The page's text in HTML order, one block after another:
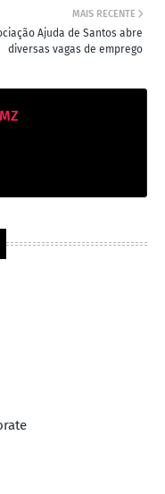
MAIS RECENTE
Ajuda de Santos abre
diversas vagas de emprego